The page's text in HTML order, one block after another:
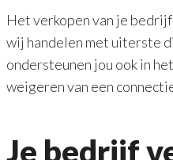
Het verkopen van je
wij handelen met uiterste
ondersteunen jou ook in
weigeren van een
Je bedrijf